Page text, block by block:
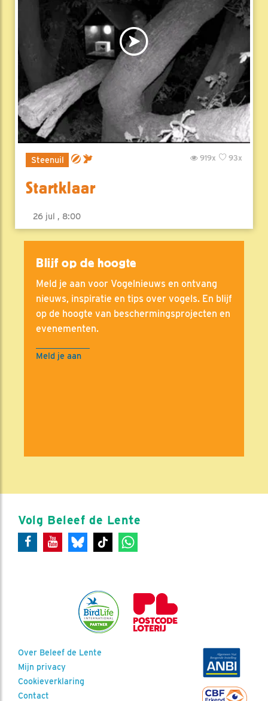
Steenuil 93x
919x
Startklaar
26 jul , 8:00
Blijf op de hoogte
Meld je aan voor Vogelnieuws en ontvang
nieuws, inspiratie en tips over vogels. En blijf
op de hoogte van beschermingsprojecten en
evenementen.
Meld je aan
Volg Beleef de Lente
Over Beleef de Lente
Mijn privacy
Cookieverklaring
Contact